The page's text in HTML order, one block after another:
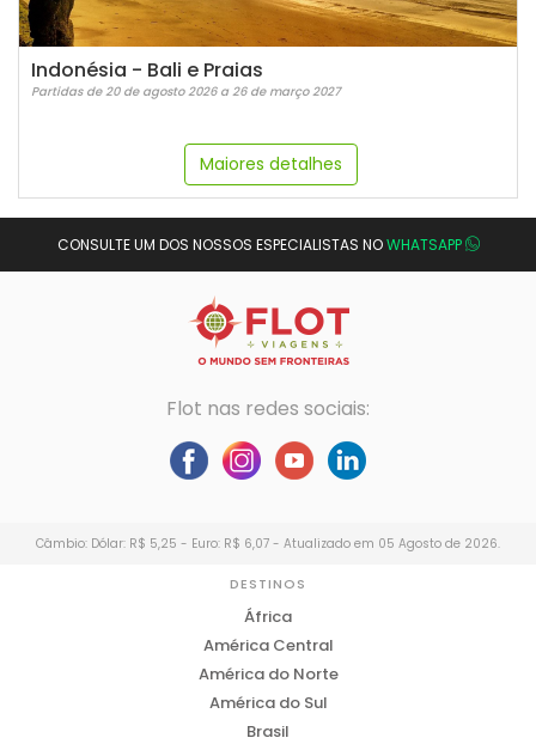
Indonésia - Bali e Praias
Partidas de 20 de agosto 2026 a 26 de março 2027
Maiores detalhes
CONSULTE UM DOS NOSSOS ESPECIALISTAS NOWHATSAPP
Flot nas redes sociais:
Câmbio: Dólar: R$ 5,25 - Euro: R$ 6,07 - Atualizado em 05 Agosto de 2026.
DESTINOS
África
América Central
América do Norte
América do Sul
Brasil